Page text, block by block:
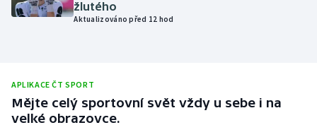
Plavání
Ragby
Rychlobruslení
žlutého
Aktualizováno před 12 hod
APLIKACE ČT SPORT
Mějte celý sportovní svět vždy u sebe i na
velké obrazovce.